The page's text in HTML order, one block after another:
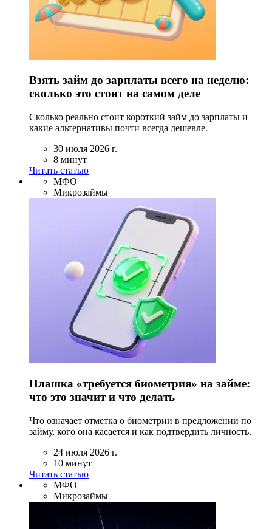
Взять займ до зарплаты всего на неделю:
сколько это стоит на самом деле
Сколько реально стоит короткий займ до зарплаты и
какие альтернативы почти всегда дешевле.
30 июля 2026 г.
8 минут
Читать статью
МФО
Микрозаймы
Плашка «требуется биометрия» на займе:
что это значит и что делать
Что означает отметка о биометрии в предложении по
займу, кого она касается и как подтвердить личность.
24 июля 2026 г.
10 минут
Читать статью
МФО
Микрозаймы